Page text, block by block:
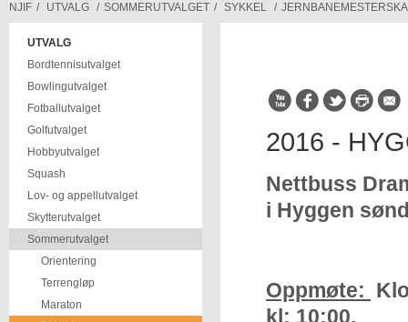
NJIF / UTVALG / SOMMERUTVALGET / SYKKEL /
UTVALG
Bordtennisutvalget
Bowlingutvalget
Fotballutvalget
Golfutvalget
Hobbyutvalget
Squash
Lov- og appellutvalget
Skytterutvalget
Sommerutvalget
Orientering
Terrengløp
Maraton
2016 -
Nettbuss
i Hyggen
Oppmøte:
kl: 10:00.